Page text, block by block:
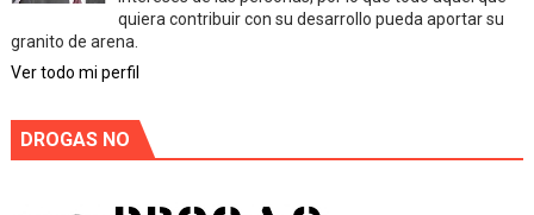
quiera contribuir con su desarrollo pueda aportar su
granito de arena.
Ver todo mi perfil
DROGAS NO